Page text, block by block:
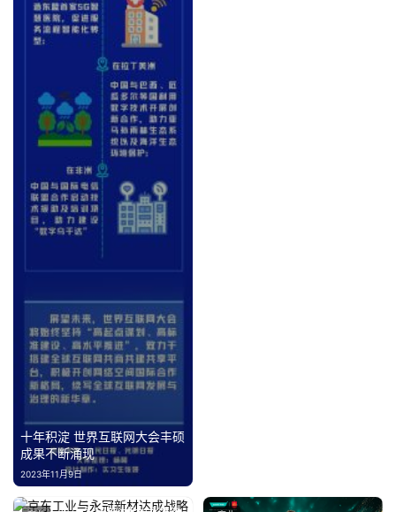
十年积淀 世界互联网大会丰硕
成果不断涌现
2023年11月9日